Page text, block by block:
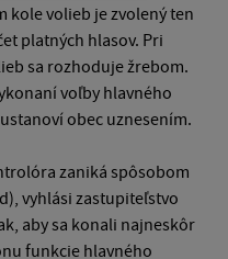
kole volieb je zvolený ten
platných hlasov. Pri
sa rozhoduje žrebom.
voľby hlavného
obec uznesením.
zaniká spôsobom
vyhlási zastupiteľstvo
aby sa konali najneskôr
funkcie hlavného